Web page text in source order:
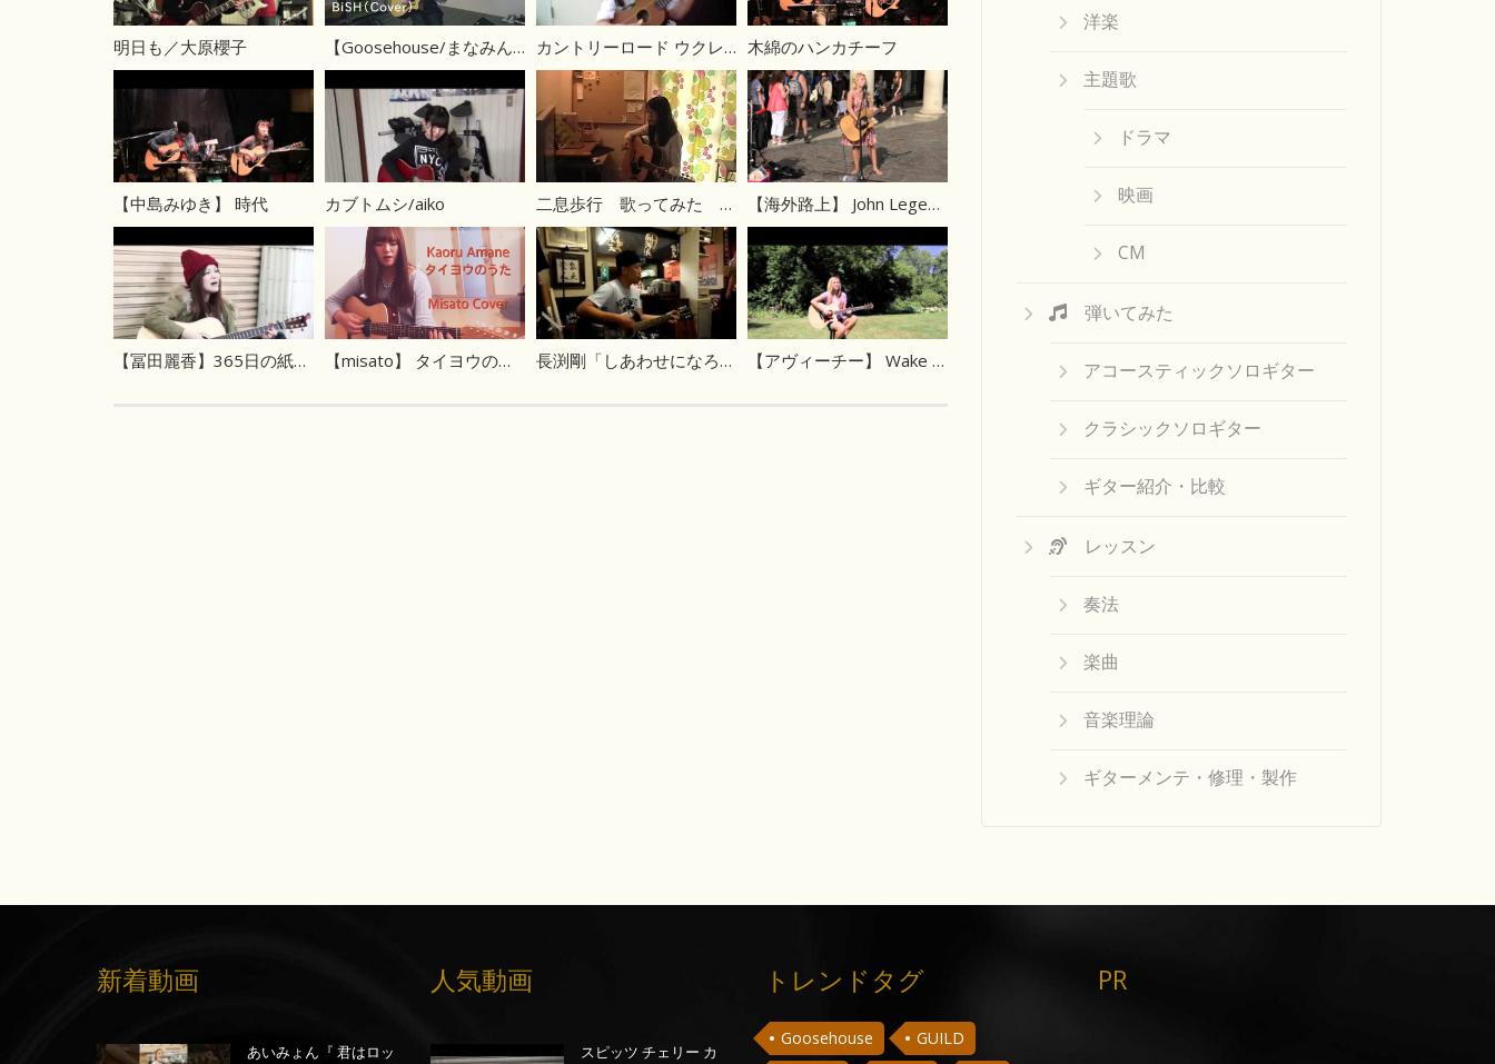
明日も／大原櫻子 【Goosehouse/まなみん】オーケストラ BiSH（Cover） カントリーロード ウクレレ弾き語り 木綿のハンカチーフ
【中島みゆき】 時代 カブトムシ/aiko 二息歩行 歌ってみた (小６) 【海外路上】 John Legend – All Of Me カバー
【冨田麗香】365日の紙飛行機 AKB48カバー ストリート弾き語り 【misato】 タイヨウのうた カバー 長渕剛「しあわせになろうよ」 【アヴィーチー】 Wake Me Up – Avicii
洋楽
主題歌
ドラマ
映画
CM
弾いてみた
アコースティックソロギター
クラシックソロギター
ギター紹介・比較
レッスン
奏法
楽曲
音楽理論
ギターメンテ・修理・製作
新着動画
あいみょん『 君はロッ
人気動画
スピッツ チェリー カ
トレンドタグ
Goosehouse
GUILD
PR